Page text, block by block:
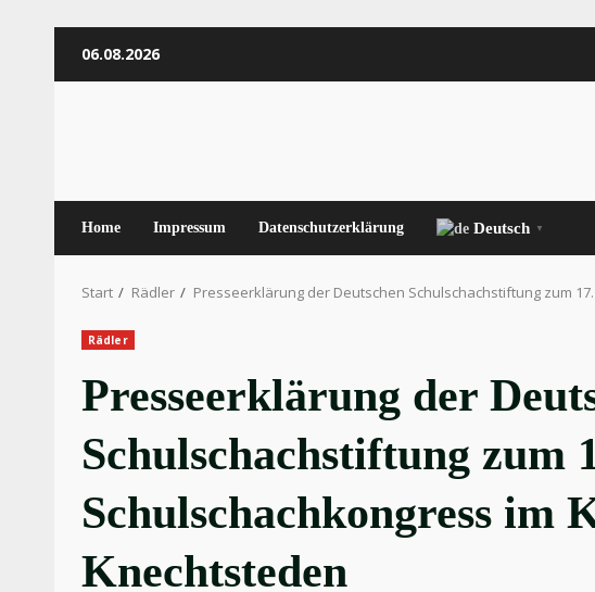
Inhalt06.08.2026
Home Impressum Datenschutzerklärung Deutsch ▼
Start Rädler Presseerklärung der Deutschen Schulschachstiftung zum
Rädler
Presseerklärung der
Schulschachstiftung zum
Schulschachkongress im
Knechtsteden